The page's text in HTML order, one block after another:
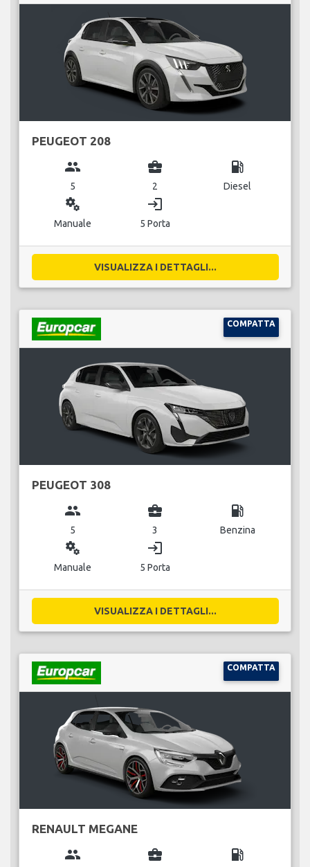
PEUGEOT 208
group
5
business_center
2
local_gas_station
Diesel
miscellaneous_services
Manuale
login
5 Porta
VISUALIZZA I DETTAGLI...
COMPATTA
PEUGEOT 308
group
5
business_center
3
local_gas_station
Benzina
miscellaneous_services
Manuale
login
5 Porta
VISUALIZZA I DETTAGLI...
COMPATTA
RENAULT MEGANE
group business_center local_gas_station